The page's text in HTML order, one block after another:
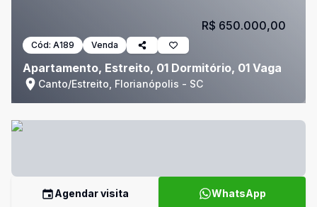
Cód: A189 Venda
Apartamento, Estreito, 01 Dormitório, 01 Vaga
Canto/Estreito, Florianópolis - SC
R$ 650.000,00
Agendar visita WhatsApp